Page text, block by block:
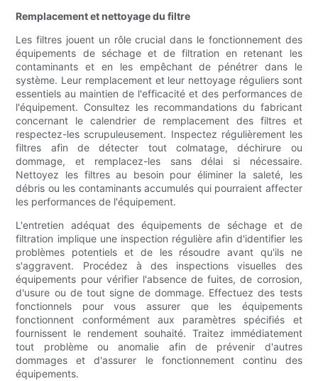
Remplacement et nettoyage du filtre
Les filtres jouent un rôle crucial dans le fonctionnement des
équipements de séchage et de filtration en retenant les
contaminants et en les empêchant de pénétrer dans le
système. Leur remplacement et leur nettoyage réguliers sont
essentiels au maintien de l'efficacité et des performances de
l'équipement. Consultez les recommandations du fabricant
concernant le calendrier de remplacement des filtres et
respectez-les scrupuleusement. Inspectez régulièrement les
filtres afin de détecter tout colmatage, déchirure ou
dommage, et remplacez-les sans délai si nécessaire.
Nettoyez les filtres au besoin pour éliminer la saleté, les
débris ou les contaminants accumulés qui pourraient affecter
les performances de l'équipement.
L'entretien adéquat des équipements de séchage et de
filtration implique une inspection régulière afin d'identifier les
problèmes potentiels et de les résoudre avant qu'ils ne
s'aggravent. Procédez à des inspections visuelles des
équipements pour vérifier l'absence de fuites, de corrosion,
d'usure ou de tout signe de dommage. Effectuez des tests
fonctionnels pour vous assurer que les équipements
fonctionnent conformément aux paramètres spécifiés et
fournissent le rendement souhaité. Traitez immédiatement
tout problème ou anomalie afin de prévenir d'autres
dommages et d'assurer le fonctionnement continu des
équipements.